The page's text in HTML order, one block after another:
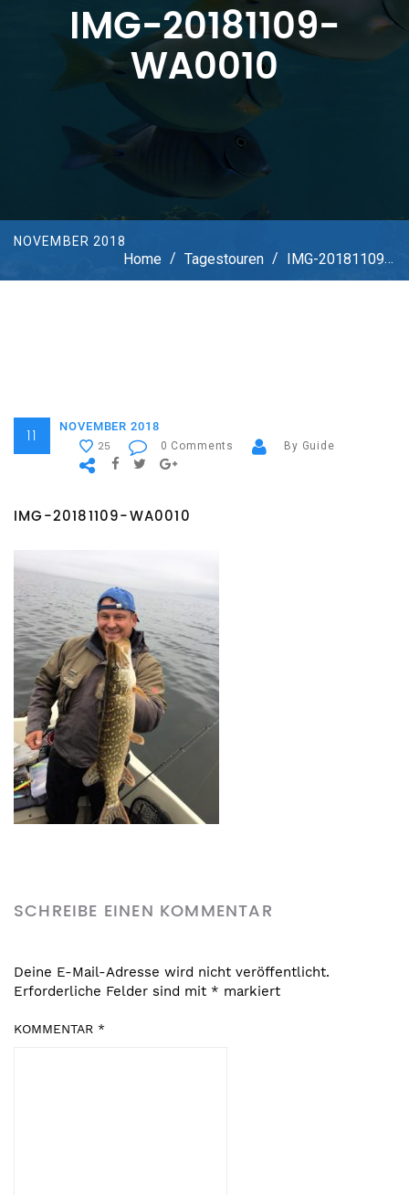
IMG-20181109-
WA0010
NOVEMBER 2018
Home / Tagestouren / IMG-20181109-WA0010
11 NOVEMBER 2018
25 0 Comments By Guide
IMG-20181109-WA0010
SCHREIBE EINEN KOMMENTAR
Deine E-Mail-Adresse wird nicht veröffentlicht.
Erforderliche Felder sind mit * markiert
KOMMENTAR *